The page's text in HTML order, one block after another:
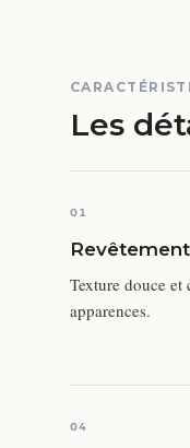
Les
01
Texture douce et
apparences.
04